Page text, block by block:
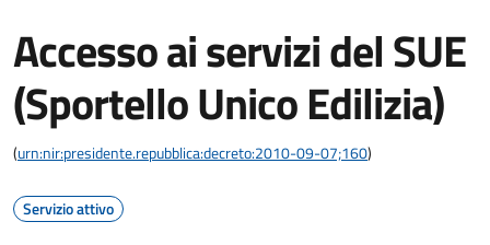
Accesso ai servizi del SUE
(Sportello Unico Edilizia)
(urn:nir:presidente.repubblica:decreto:2010-09-07;160)
Servizio attivo